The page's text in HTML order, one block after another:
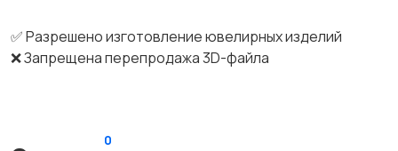
✅ Разрешено изготовление ювелирных изделий
❌ Запрещена перепродажа 3D-файла
0